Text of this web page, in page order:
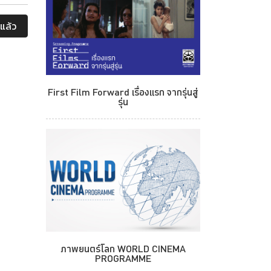
ล้ว
First Film Forward เรื่องแรก จากรุ่นสู่
รุ่น
ภาพยนตร์โลก WORLD CINEMA
PROGRAMME